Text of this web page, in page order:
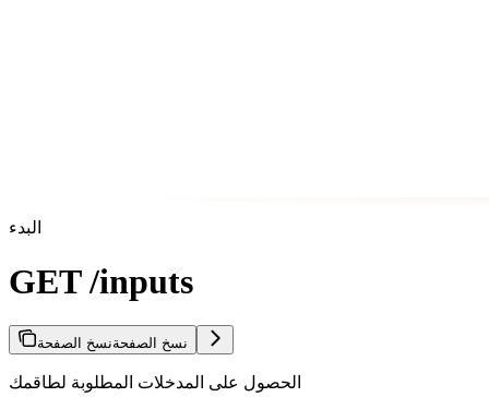
البدء
GET /inputs
نسخ الصفحةنسخ الصفحة
الحصول على المدخلات المطلوبة لطاقمك